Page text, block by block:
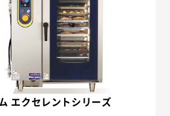
エクセレントシリーズ